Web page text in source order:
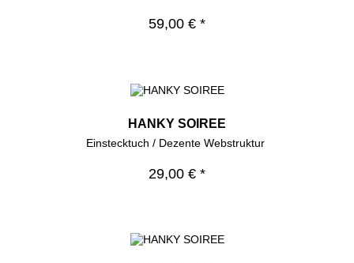
59,00 € *
HANKY SOIREE
Einstecktuch / Dezente Webstruktur
29,00 € *